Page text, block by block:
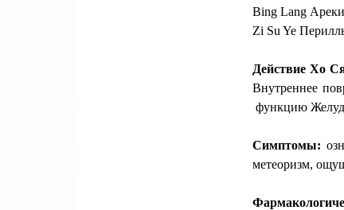
Bing Lang
Zi Su Ye
Действие Хо
Внутреннее
функцию
Симптомы:
метеоризм,